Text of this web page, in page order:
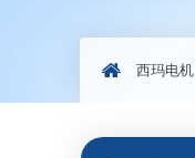
西玛电机